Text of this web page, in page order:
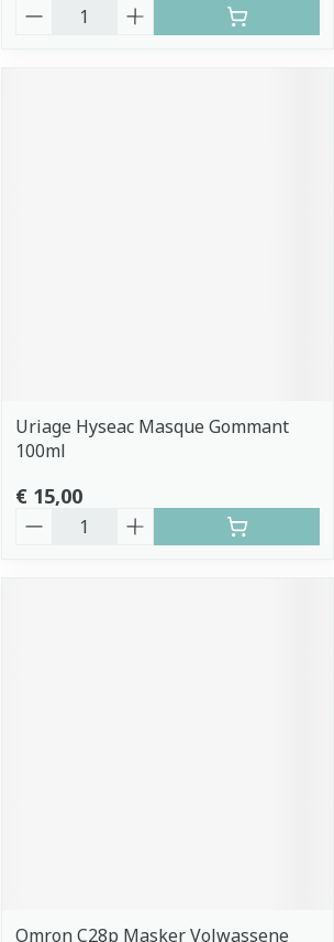
Uriage Hyseac Masque Gommant
100ml
€ 15,00
Omron C28p Masker Volwassene